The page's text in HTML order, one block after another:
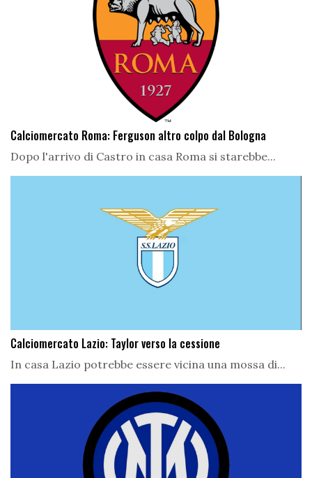
Calciomercato Roma: Ferguson altro colpo dal Bologna
Dopo l'arrivo di Castro in casa Roma si starebbe...
Calciomercato Lazio: Taylor verso la cessione
In casa Lazio potrebbe essere vicina una mossa di...